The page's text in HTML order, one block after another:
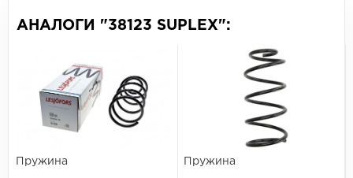
АНАЛОГИ "38123 SUPLEX":
Пружина Пружина